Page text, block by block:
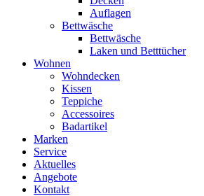
Auflagen
Bettwäsche
Bettwäsche
Laken und Betttücher
Wohnen
Wohndecken
Kissen
Teppiche
Accessoires
Badartikel
Marken
Service
Aktuelles
Angebote
Kontakt